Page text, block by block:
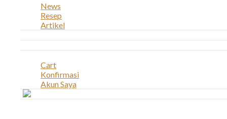
News
Resep
Artikel
Cart
Konfirmasi
Akun Saya